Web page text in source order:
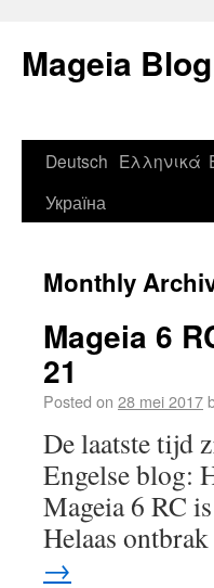
Mageia
Deutsch Ελληνικά
Україна
Monthly
Mageia 6
21
Posted on 28 mei 2017
De laatste tijd
Engelse blog:
Mageia 6 RC
Helaas
→